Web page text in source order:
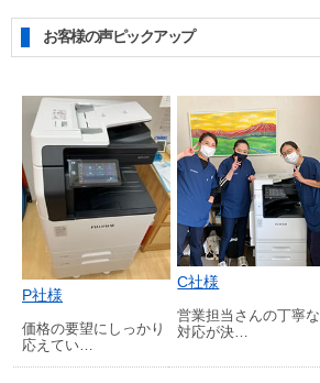
お客様の声ピックアップ
P社様
価格の要望にしっかり
応えてい…
C社様
営業担当さんの丁寧な
対応が決…